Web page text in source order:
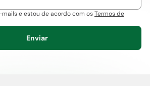
e estou de acordo com osTermos de
Enviar